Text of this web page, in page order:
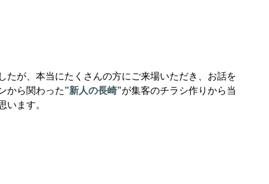
たが、本当にたくさんの方にご来場いただき、お話を
から関わった”新人の長崎”が集客のチラシ作りから当
います。